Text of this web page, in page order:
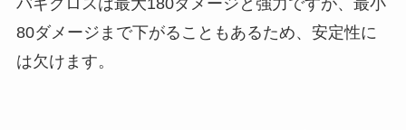
バギクロスは最大180ダメージと強力ですが、最小
80ダメージまで下がることもあるため、安定性に
は欠けます。